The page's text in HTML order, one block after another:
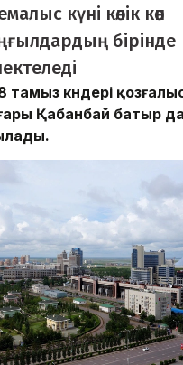
күні көлік көп
бірінде
күндері
Қабанбай батыр